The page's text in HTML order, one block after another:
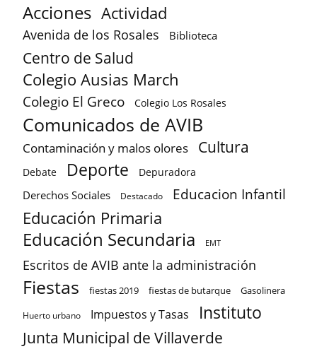
Acciones Actividad
Avenida de los Rosales Biblioteca
Centro de Salud
Colegio Ausias March
Colegio El Greco Colegio Los Rosales
Comunicados de AVIB
Contaminación y malos olores Cultura
Debate Deporte Depuradora
Derechos Sociales Destacado Educacion Infantil
Educación Primaria
Educación Secundaria EMT
Escritos de AVIB ante la administración
Fiestas fiestas 2019 fiestas de butarque Gasolinera
Huerto urbano Impuestos y Tasas Instituto
Junta Municipal de Villaverde